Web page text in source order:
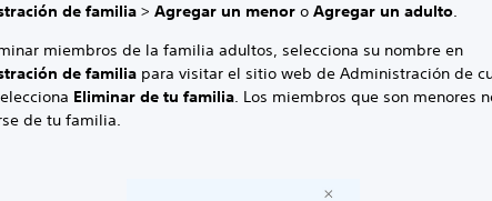
de familia >Agregar un menoroAgregar un adulto.
miembros de la familia adultos, selecciona su nombre en
de familia para visitar el sitio web de Administración de
Eliminar de tu familia. Los miembros que son menores
de tu familia.